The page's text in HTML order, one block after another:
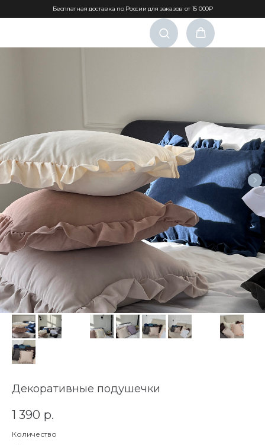
Бесплатная доставка по России для заказов от 15 000₽
Декоративные подушечки
1 390 р.
Количество